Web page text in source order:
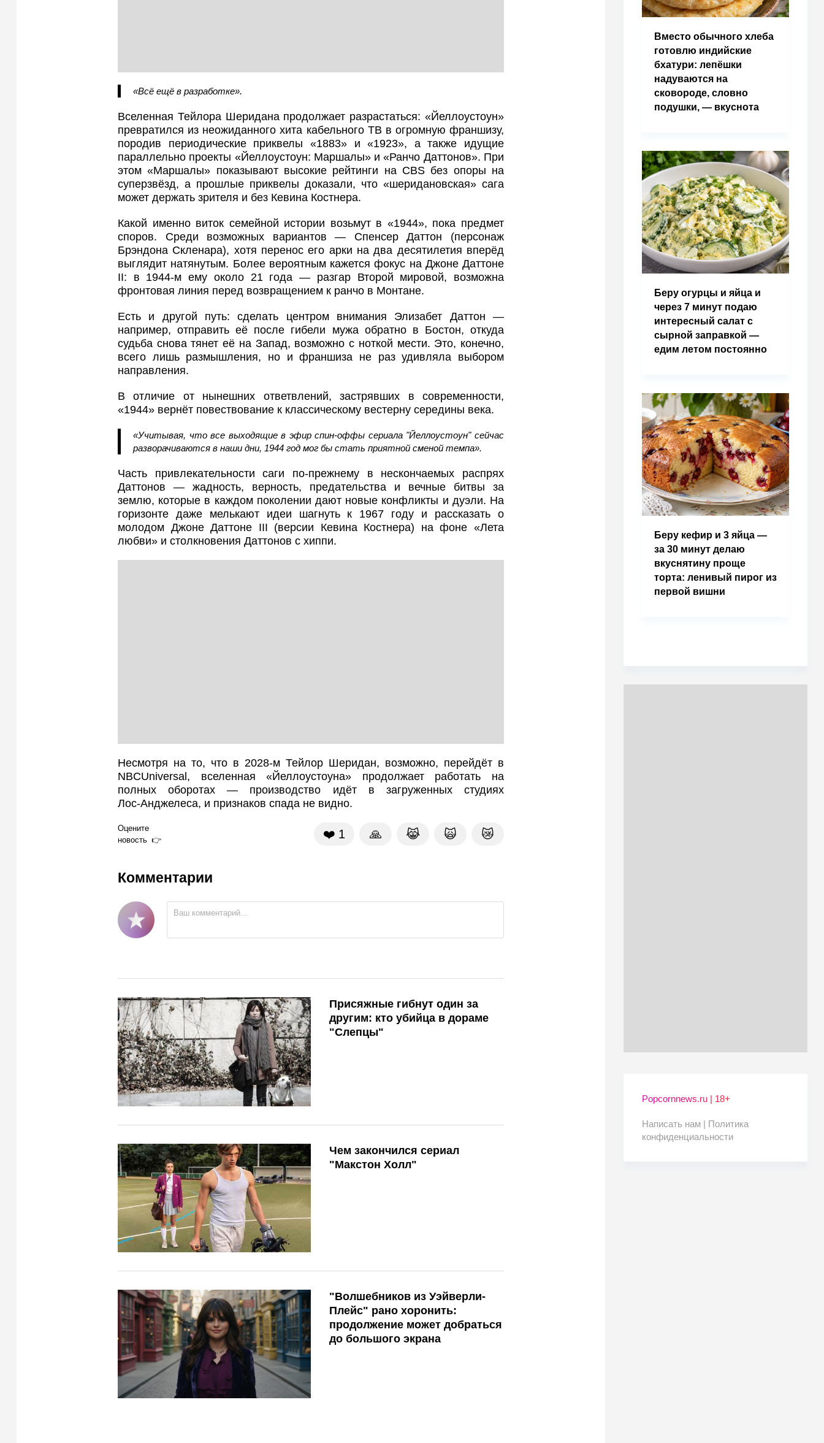
«Всё ещё в разработке».
Вселенная Тейлора Шеридана продолжает разрастаться: «Йеллоустоун»
превратился из неожиданного хита кабельного ТВ в огромную франшизу,
породив периодические приквелы «1883» и «1923», а также идущие
параллельно проекты «Йеллоустоун: Маршалы» и «Ранчо Даттонов». При
этом «Маршалы» показывают высокие рейтинги на CBS без опоры на
суперзвёзд, а прошлые приквелы доказали, что «шеридановская» сага
может держать зрителя и без Кевина Костнера.
Какой именно виток семейной истории возьмут в «1944», пока предмет
споров. Среди возможных вариантов — Спенсер Даттон (персонаж
Брэндона Скленара), хотя перенос его арки на два десятилетия вперёд
выглядит натянутым. Более вероятным кажется фокус на Джоне Даттоне
II: в 1944‑м ему около 21 года — разгар Второй мировой, возможна
фронтовая линия перед возвращением к ранчо в Монтане.
Есть и другой путь: сделать центром внимания Элизабет Даттон —
например, отправить её после гибели мужа обратно в Бостон, откуда
судьба снова тянет её на Запад, возможно с ноткой мести. Это, конечно,
всего лишь размышления, но и франшиза не раз удивляла выбором
направления.
В отличие от нынешних ответвлений, застрявших в современности,
«1944» вернёт повествование к классическому вестерну середины века.
«Учитывая, что все выходящие в эфир спин-оффы сериала "Йеллоустоун" сейчас
разворачиваются в наши дни, 1944 год мог бы стать приятной сменой темпа».
Часть привлекательности саги по‑прежнему в нескончаемых распрях
Даттонов — жадность, верность, предательства и вечные битвы за
землю, которые в каждом поколении дают новые конфликты и дуэли. На
горизонте даже мелькают идеи шагнуть к 1967 году и рассказать о
молодом Джоне Даттоне III (версии Кевина Костнера) на фоне «Лета
любви» и столкновения Даттонов с хиппи.
Несмотря на то, что в 2028‑м Тейлор Шеридан, возможно, перейдёт в
NBCUniversal, вселенная «Йеллоустоуна» продолжает работать на
полных оборотах — производство идёт в загруженных студиях
Лос‑Анджелеса, и признаков спада не видно.
Оцените
новость
❤️ 1 🙏 😹 🙀 😿
Комментарии
Присяжные гибнут один за
другим: кто убийца в дораме
"Слепцы"
Чем закончился сериал
"Макстон Холл"
"Волшебников из Уэйверли-
Плейс" рано хоронить:
продолжение может добраться
до большого экрана
Вместо обычного хлеба
готовлю индийские
бхатури: лепёшки
надуваются на
сковороде, словно
подушки, — вкуснота
Беру огурцы и яйца и
через 7 минут подаю
интересный салат с
сырной заправкой —
едим летом постоянно
Беру кефир и 3 яйца —
за 30 минут делаю
вкуснятину проще
торта: ленивый пирог из
первой вишни
Popcornnews.ru | 18+
Написать нам | Политика
конфиденциальности